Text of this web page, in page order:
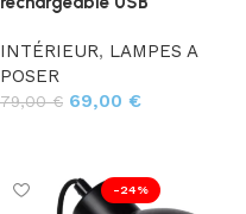
INTÉRIEUR, LAMPES A
POSER
79,00€ 69,00 €
-24%